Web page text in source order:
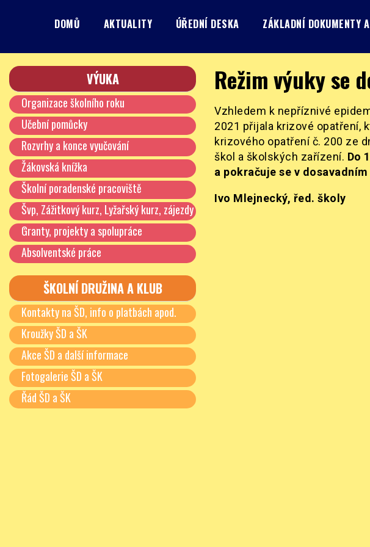
DOMŮ AKTUALITY ÚŘEDNÍ DESKA ZÁKLADNÍ DOKUMENTY
ZŠ Burešova
Základní škola, Praha 8, Burešova 14 Režim výuky se
Vzhledem k nepříznivé
2021 přijala krizové opatření,
krizového opatření č. 200 ze
škol a školských zařízení. Do
a pokračuje se v
Ivo Mlejnecký, řed. školy
VÝUKA
Organizace školního roku
Učební pomůcky
Rozvrhy a konce vyučování
Žákovská knížka
Školní poradenské pracoviště
Švp, Zážitkový kurz, Lyžařský kurz, zájezdy
…
Granty, projekty a spolupráce
Absolventské práce
ŠKOLNÍ DRUŽINA A KLUB
Kontakty na ŠD, info o platbách apod.
Kroužky ŠD a ŠK
Akce ŠD a další informace
Fotogalerie ŠD a ŠK
Řád ŠD a ŠK